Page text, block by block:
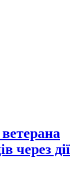
через дії